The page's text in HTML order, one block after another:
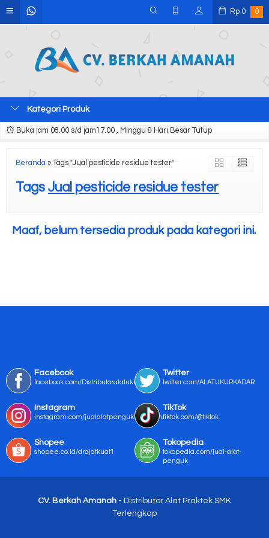
Rp 0 0
Kategori Produk
Buka jam 08.00 s/d jam17.00 , Minggu & Hari Besar Tutup
Beranda » Tags "Jual pesticide residue tester"
Tags Jual pesticide residue tester
Maaf, belum tersedia produk pada kategori ini.
Facebook
facebook.com/Distributoralatukur
Twitter
twitter.com/ALATUKURKADAR
Instagram
instagram.com/jualalatpengukurmurah/
TikTok
tiktok.com/@tiktok
Shopee
shopee.co.id/drajatkuat1
Tokopedia
tokopedia.com/jual-alat-
penguk
CV. Berkah Amanah - Distributor Alat Praktek SMK
Terlengkap